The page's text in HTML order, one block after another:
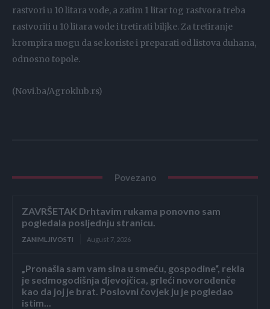
rastvori u 10 litara vode, a zatim 1 litar tog rastvora treba
rastvoriti u 10 litara vode i tretirati biljke. Za tretiranje
krompira mogu da se koriste i preparati od listova duhana,
odnosno topole.
(Novi.ba/Agroklub.rs)
Povezano
ZAVRŠETAK Drhtavim rukama ponovno sam
pogledala posljednju stranicu.
ZANIMLJIVOSTI August 7, 2026
„Pronašla sam vam sina u smeću, gospodine“, rekla
je sedmogodišnja djevojčica, grleći novorođenče
kao da joj je brat. Poslovni čovjek ju je pogledao
istim...